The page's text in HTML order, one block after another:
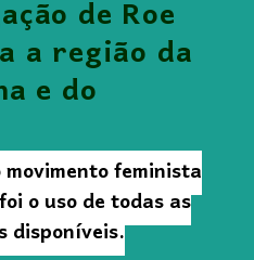
de Roe
a região da
e do
feminista
o uso de todas as